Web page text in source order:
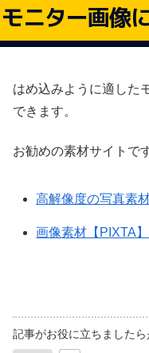
モニター画像
はめ込みように適した
できます。
お勧めの素材サイトで
高解像度の写真素
画像素材【PIXTA】